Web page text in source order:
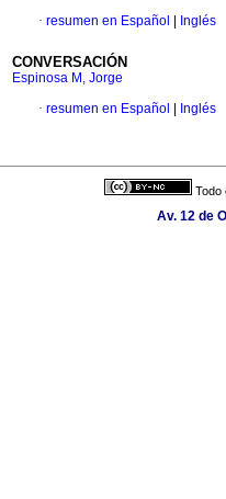
· resumen en Español Inglés
CONVERSACIÓN
Espinosa M, Jorge
· resumen en Español Inglés
Todo
Av. 12 de